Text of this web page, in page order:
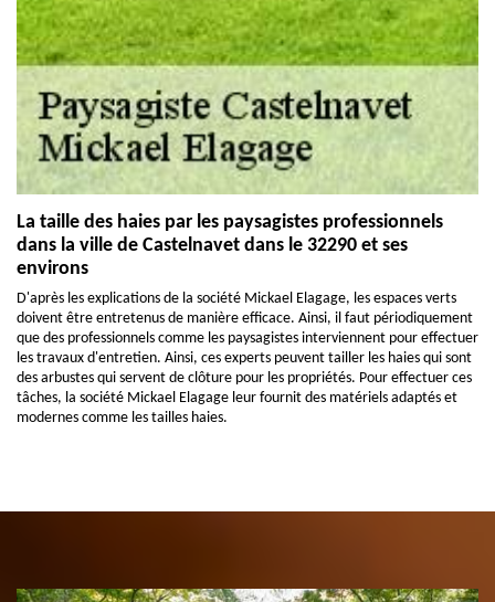
La taille des haies par les paysagistes professionnels
dans la ville de Castelnavet dans le 32290 et ses
environs
D'après les explications de la société Mickael Elagage, les espaces verts
doivent être entretenus de manière efficace. Ainsi, il faut périodiquement
que des professionnels comme les paysagistes interviennent pour effectuer
les travaux d'entretien. Ainsi, ces experts peuvent tailler les haies qui sont
des arbustes qui servent de clôture pour les propriétés. Pour effectuer ces
tâches, la société Mickael Elagage leur fournit des matériels adaptés et
modernes comme les tailles haies.